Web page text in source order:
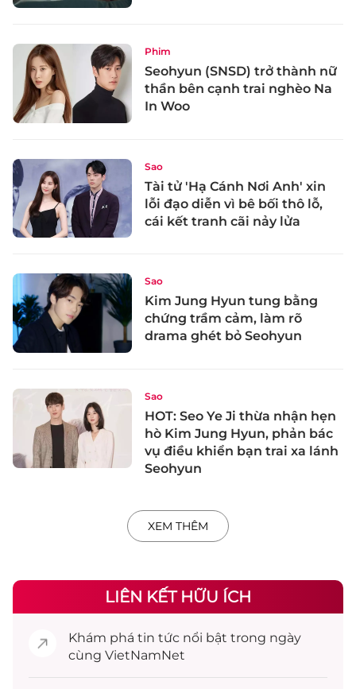
Phim
Seohyun (SNSD) trở thành nữ
thần bên cạnh trai nghèo Na
In Woo
Sao
Tài tử 'Hạ Cánh Nơi Anh' xin
lỗi đạo diễn vì bê bối thô lỗ,
cái kết tranh cãi nảy lửa
Sao
Kim Jung Hyun tung bằng
chứng trầm cảm, làm rõ
drama ghét bỏ Seohyun
Sao
HOT: Seo Ye Ji thừa nhận hẹn
hò Kim Jung Hyun, phản bác
vụ điều khiển bạn trai xa lánh
Seohyun
XEM THÊM
LIÊN KẾT HỮU ÍCH
Khám phá tin tức nổi bật trong ngày
cùng VietNamNet